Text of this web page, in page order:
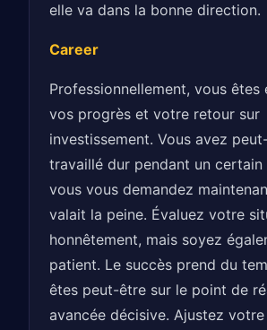
elle va dans la bonne direction.
Career
Professionnellement, vous êtes
vos progrès et votre retour sur
investissement. Vous avez
travaillé dur pendant un certain
vous vous demandez
valait la peine. Évaluez votre
honnêtement, mais soyez
patient. Le succès prend du
êtes peut-être sur le point de
avancée décisive. Ajustez